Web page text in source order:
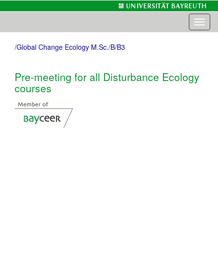
/Global Change Ecology M.Sc./B/B3
Pre-meeting for all Disturbance Ecology
courses